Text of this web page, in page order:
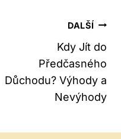
DALŠÍ
Kdy Jít do
Předčasného
Důchodu? Výhody a
Nevýhody